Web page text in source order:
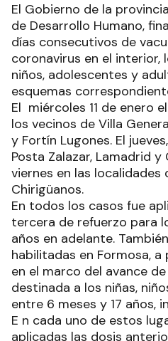
El Gobierno de la
de Desarrollo Humano,
días consecutivos de
coronavirus en el interior,
niños, adolescentes y
esquemas
El miércoles 11 de enero
los vecinos de Villa
y Fortín Lugones. El
Posta Zalazar, Lamadrid y
viernes en las localidades
Chirigüanos.
En todos los casos fue
tercera de refuerzo para
años en adelante.
habilitadas en Formosa, a
en el marco del avance
destinada a los niñas,
entre 6 meses y 17 años,
E n cada uno de estos
aplicadas las dosis